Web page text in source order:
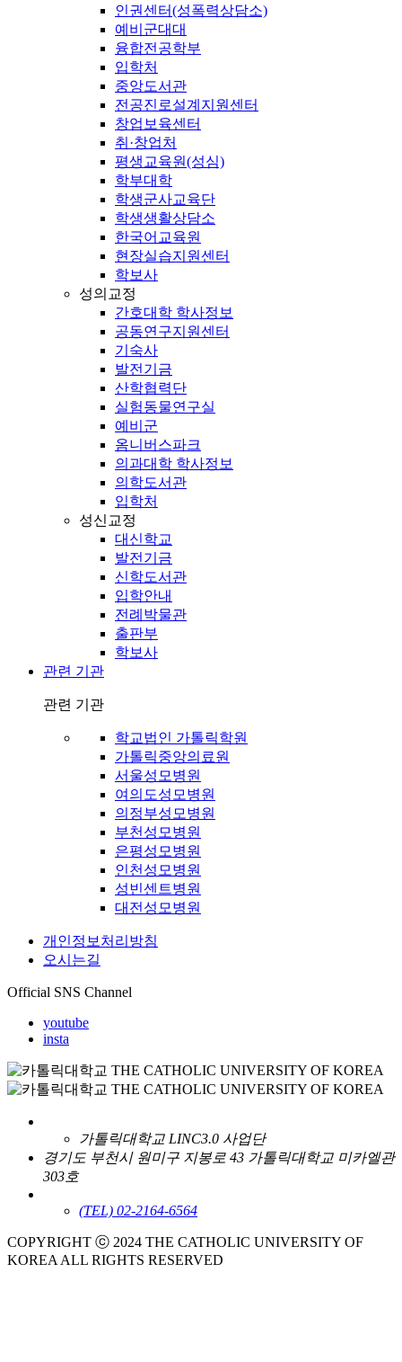
인권센터(성폭력상담소)
예비군대대
융합전공학부
입학처
중앙도서관
전공진로설계지원센터
창업보육센터
취·창업처
평생교육원(성심)
학부대학
학생군사교육단
학생생활상담소
한국어교육원
현장실습지원센터
학보사
성의교정
간호대학 학사정보
공동연구지원센터
기숙사
발전기금
산학협력단
실험동물연구실
예비군
옴니버스파크
의과대학 학사정보
의학도서관
입학처
성신교정
대신학교
발전기금
신학도서관
입학안내
전례박물관
출판부
학보사
관련 기관
관련 기관
학교법인 가톨릭학원
가톨릭중앙의료원
서울성모병원
여의도성모병원
의정부성모병원
부천성모병원
은평성모병원
인천성모병원
성빈센트병원
대전성모병원
개인정보처리방침
오시는길
Official SNS Channel
youtube
insta
가톨릭대학교 LINC3.0 사업단
경기도 부천시 원미구 지봉로 43 가톨릭대학교 미카엘관
303호
(TEL) 02-2164-6564
COPYRIGHT ⓒ 2024 THE CATHOLIC UNIVERSITY OF
KOREA ALL RIGHTS RESERVED